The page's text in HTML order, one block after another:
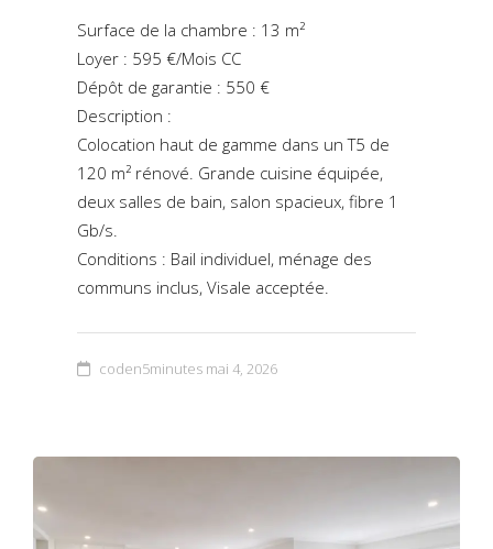
Surface de la chambre : 13 m²
Loyer : 595 €/Mois CC
Dépôt de garantie : 550 €
Description :
Colocation haut de gamme dans un T5 de
120 m² rénové. Grande cuisine équipée,
deux salles de bain, salon spacieux, fibre 1
Gb/s.
Conditions : Bail individuel, ménage des
communs inclus, Visale acceptée.
coden5minutes mai 4, 2026